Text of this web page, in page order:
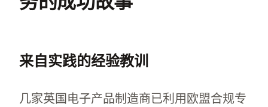
来自实践的经验教训
几家英国电子产品制造商已利用欧盟合规专